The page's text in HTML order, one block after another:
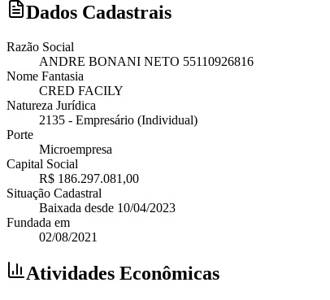
Dados Cadastrais
Razão Social
ANDRE BONANI NETO 55110926816
Nome Fantasia
CRED FACILY
Natureza Jurídica
2135 - Empresário (Individual)
Porte
Microempresa
Capital Social
R$ 186.297.081,00
Situação Cadastral
Baixada desde 10/04/2023
Fundada em
02/08/2021
Atividades Econômicas